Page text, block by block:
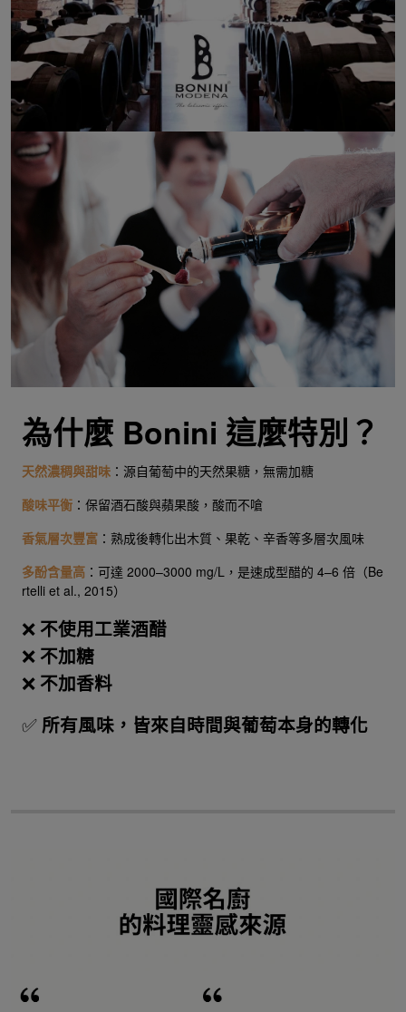
為什麼 Bonini 這麼特別？
天然濃稠與甜味 ：源自葡萄中的天然果糖，無需加糖
酸味平衡 ：保留酒石酸與蘋果酸，酸而不嗆
香氣層次豐富 ：熟成後轉化出木質、果乾、辛香等多層次風味
多酚含量高 ：可達 2000–3000 mg/L，是速成型醋的 4–6 倍（Be
rtelli et al., 2015）
❌ 不使用工業酒醋
❌ 不加糖
❌ 不加香料
✅ 所有風味，皆來自時間與葡萄本身的轉化